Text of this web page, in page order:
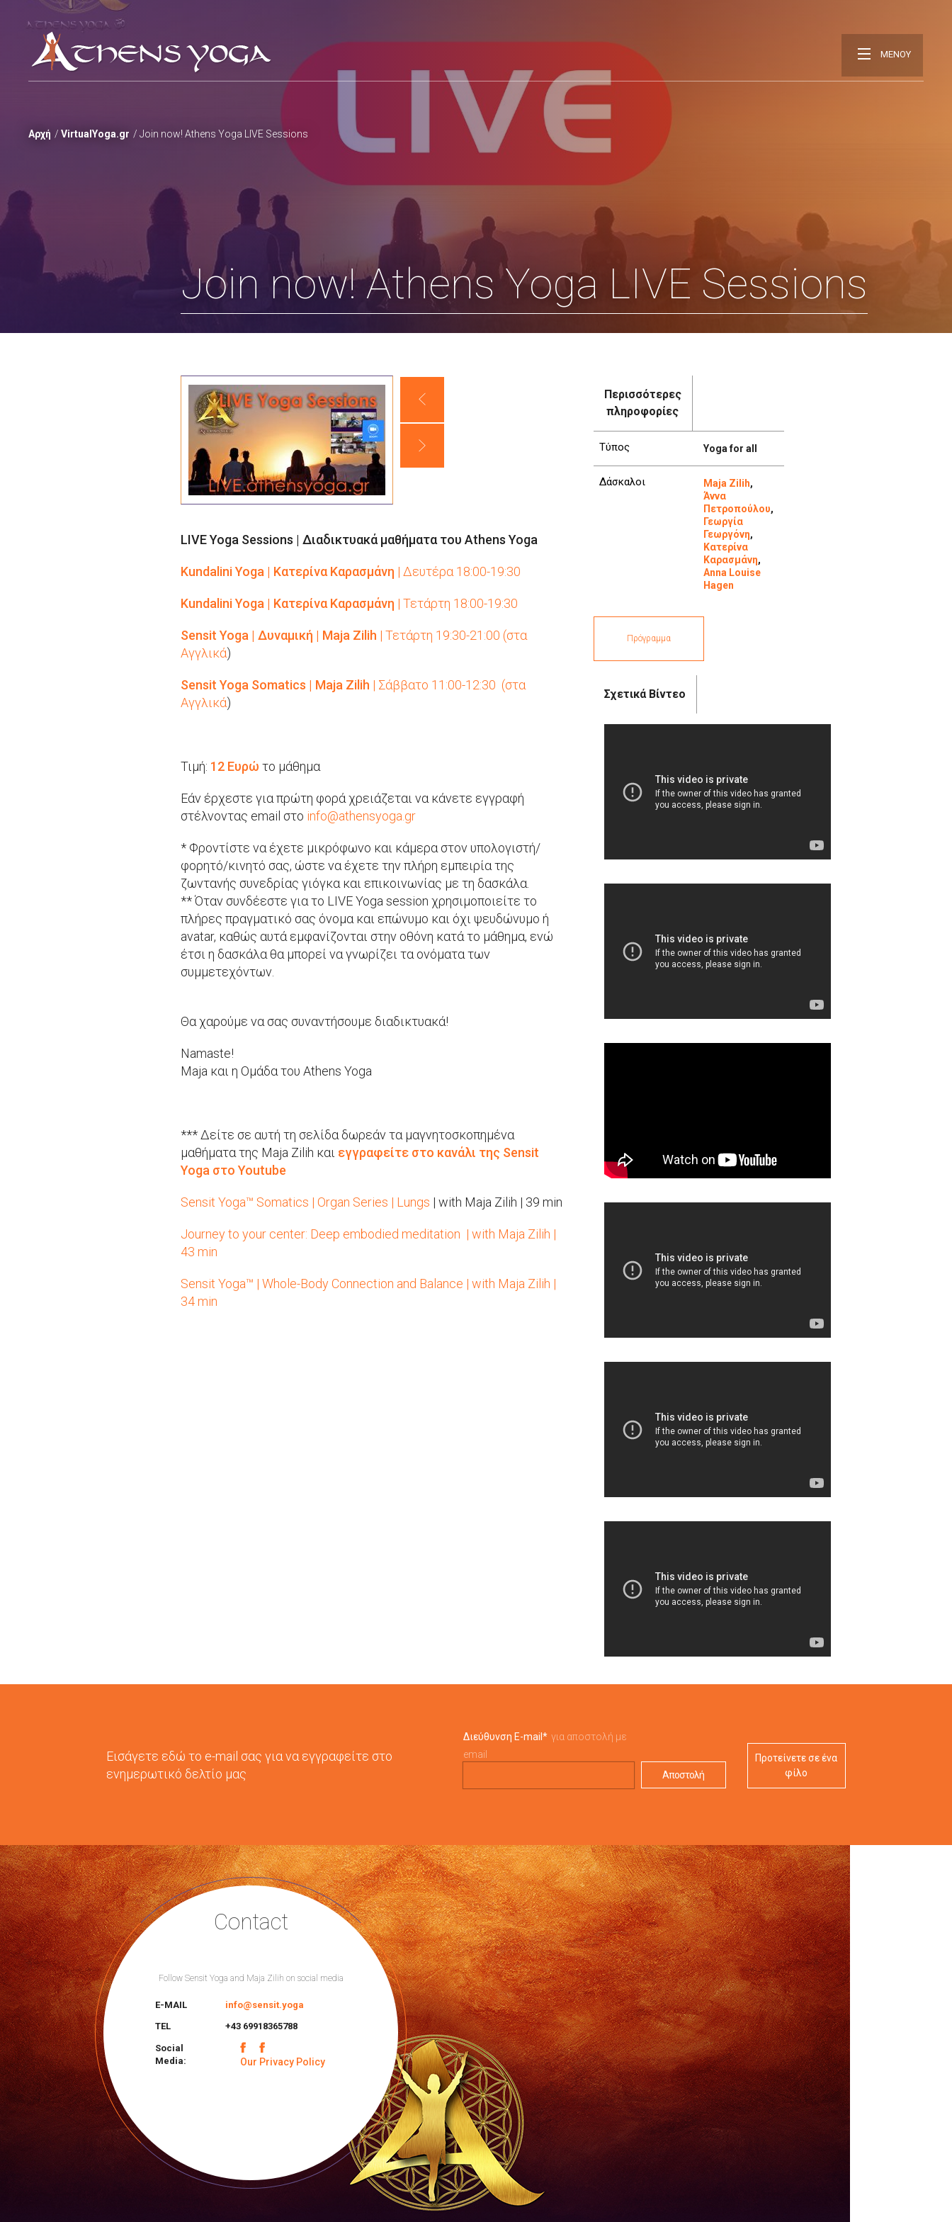
ΜΕΝΟΥ
Αρχή VirtualYoga.gr Join now! Athens Yoga LIVE Sessions
Join now! Athens Yoga LIVE Sessions
LIVE Yoga Sessions | Διαδικτυακά μαθήματα του Athens Yoga
Kundalini Yoga | Kατερίνα Καρασμάνη | Δευτέρα 18:00-19:30
Kundalini Yoga | Kατερίνα Καρασμάνη | Τετάρτη 18:00-19:30
Sensit Yoga | Δυναμική | Maja Zilih | Τετάρτη 19:30-21:00 (στα
Αγγλικά)
Sensit Yoga Somatics | Maja Zilih | Σάββατο 11:00-12:30 (στα
Αγγλικά)
Τιμή: 12 Ευρώτο μάθημα
Εάν έρχεστε για πρώτη φορά χρειάζεται να κάνετε εγγραφή
στέλνοντας email στο info@athensyoga.gr
* Φροντίστε να έχετε μικρόφωνο και κάμερα στον υπολογιστή/
φορητό/κινητό σας, ώστε να έχετε την πλήρη εμπειρία της
ζωντανής συνεδρίας γιόγκα και επικοινωνίας με τη δασκάλα.
** Όταν συνδέεστε για το LIVE Yoga session χρησιμοποιείτε το
πλήρες πραγματικό σας όνομα και επώνυμο και όχι ψευδώνυμο ή
avatar, καθώς αυτά εμφανίζονται στην οθόνη κατά το μάθημα, ενώ
έτσι η δασκάλα θα μπορεί να γνωρίζει τα ονόματα των
συμμετεχόντων.
Θα χαρούμε να σας συναντήσουμε διαδικτυακά!
Namaste!
Maja και η Ομάδα του Athens Yoga
*** Δείτε σε αυτή τη σελίδα δωρεάν τα μαγνητοσκοπημένα
μαθήματα της Maja Zilih και εγγραφείτε στο κανάλι της Sensit
Yoga στο Youtube
Sensit Yoga™ Somatics | Organ Series | Lungs | with Maja Zilih | 39 min
Journey to your center: Deep embodied meditation | with Maja Zilih |
43 min
Sensit Yoga™ | Whole-Body Connection and Balance | with Maja Zilih |
34 min
Περισσότερες
πληροφορίες
Τύπος Yoga for all
Δάσκαλοι Maja Zilih,
Άννα
Πετροπούλου,
Γεωργία
Γεωργόνη,
Κατερίνα
Καρασμάνη,
Anna Louise
Hagen
Πρόγραμμα
Σχετικά Βίντεο
Εισάγετε εδώ το e-mail σας για να εγγραφείτε στο
ενημερωτικό δελτίο μας
Διεύθυνση E-mail * για αποστολή με
email
Προτείνετε σε ένα
φίλο
Contact
Follow Sensit Yoga and Maja Zilih on social media
E-MAIL
info@sensit.yoga
TEL
+43 69918365788
Social
Media:
Our Privacy Policy